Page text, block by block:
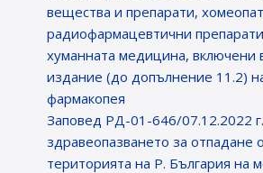
вещества и препарати,
радиофармацевтични
хуманната медицина, включени
издание (до допълнение 11.2)
фармакопея
Заповед РД-01-646/07.12.2022
здравеопазването за отпадане
територията на Р. България на